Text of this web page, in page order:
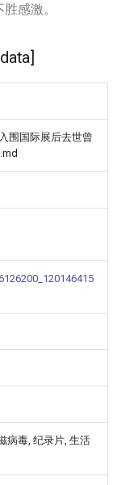
感激。
围国际展后去世曾
病毒, 纪录片, 生活